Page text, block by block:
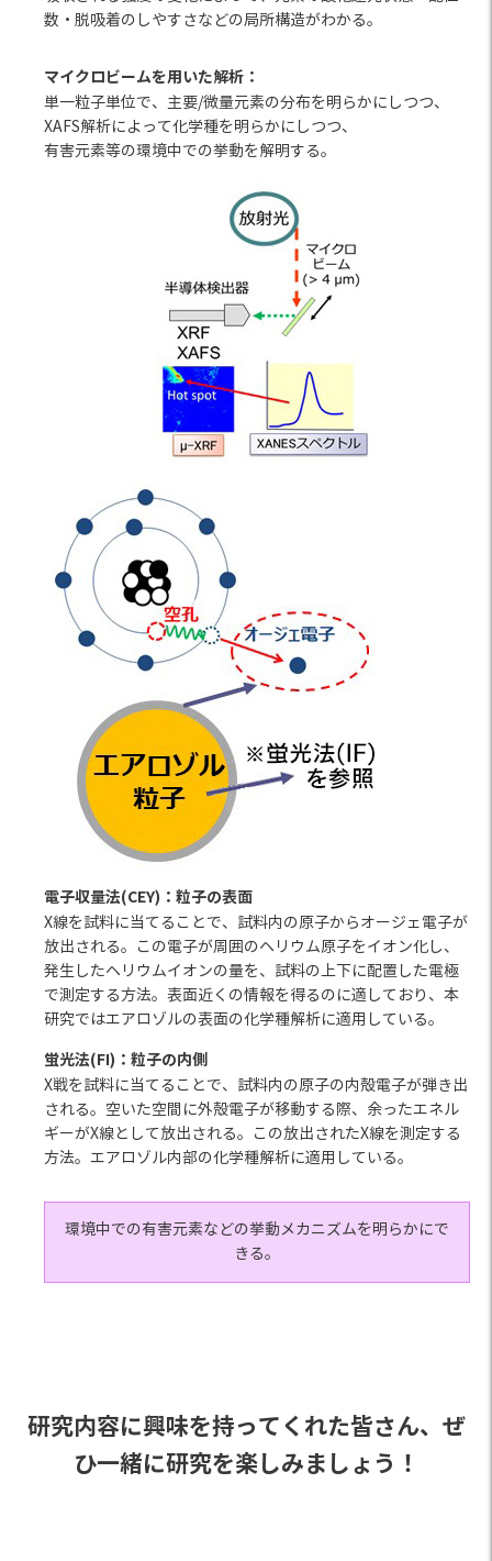
数・脱吸着のしやすさなどの局所構造がわかる。
マイクロビームを用いた解析 ：
単一粒子単位で、主要/微量元素の分布を明らかにしつつ、
XAFS解析によって化学種を明らかにしつつ、
有害元素等の環境中での挙動を解明する。
電子収量法(CEY)：粒子の表面
X線を試料に当てることで、試料内の原子からオージェ電子が
放出される。この電子が周囲のヘリウム原子をイオン化し、
発生したヘリウムイオンの量を、試料の上下に配置した電極
で測定する方法。表面近くの情報を得るのに適しており、本
研究ではエアロゾルの表面の化学種解析に適用している。
蛍光法(FI)：粒子の内側
X戦を試料に当てることで、試料内の原子の内殻電子が弾き出
される。空いた空間に外殻電子が移動する際、余ったエネル
ギーがX線として放出される。この放出されたX線を測定する
方法。エアロゾル内部の化学種解析に適用している。
環境中での有害元素などの挙動メカニズムを明らかにで
きる。
研究内容に興味を持ってくれた皆さん、ぜ
ひ一緒に研究を楽しみましょう！